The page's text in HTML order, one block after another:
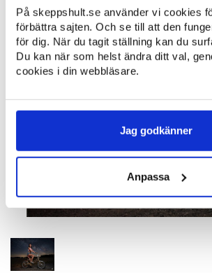
På skeppshult.se använder vi cookies
förbättra sajten. Och se till att den
för dig. När du tagit ställning kan du
Du kan när som helst ändra ditt val,
cookies i din webbläsare.
Jag godkänner
Anpassa
Säljes av Peo Otterstedt, 15 juni 16:18